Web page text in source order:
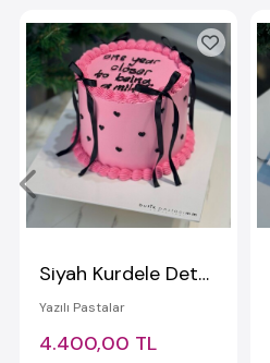
Siyah Kurdele Detaylı Pembe Yazılı Pasta
Yazılı Pastalar
4.400,00 TL